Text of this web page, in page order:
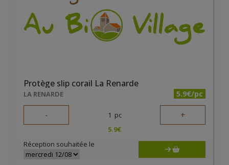
Protège slip corail La Renarde
LA RENARDE 5.9€/pc
- 1 pc +
5.9€
Réception souhaitée le